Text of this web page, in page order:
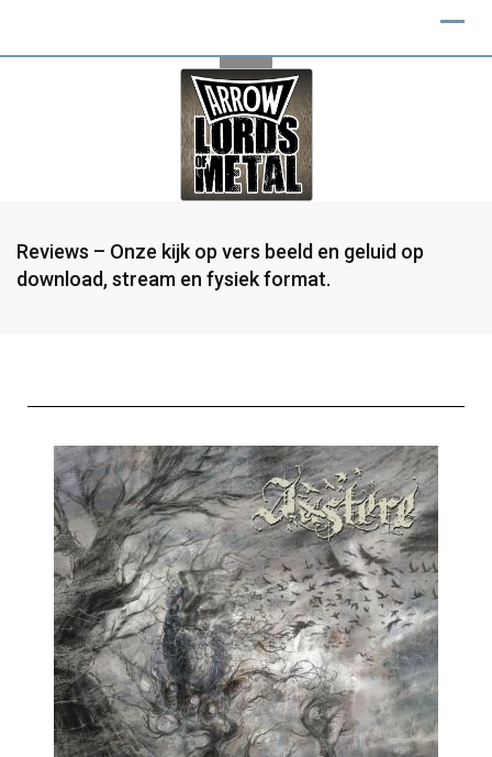
Reviews – Onze kijk op vers beeld en geluid op
download, stream en fysiek format.